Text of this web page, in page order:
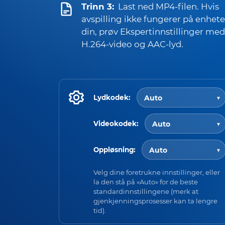
Trinn 3: Last ned MP4-filen. Hvis
avspilling ikke fungerer på
din, prøv Ekspertinnstillinger med
H.264-video og AAC-lyd.
Lydkodek:
Videokodek:
Oppløsning:
Velg dine foretrukne innstillinger, eller
la den stå på «Auto» for de beste
standardinnstillingene (merk at
gjenkjenningsprosesser kan ta lengre
tid).